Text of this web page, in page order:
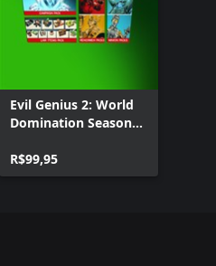
Evil Genius 2: World
Domination Season
R$99,95